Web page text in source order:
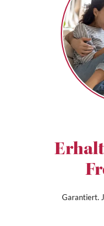
Garantiert.